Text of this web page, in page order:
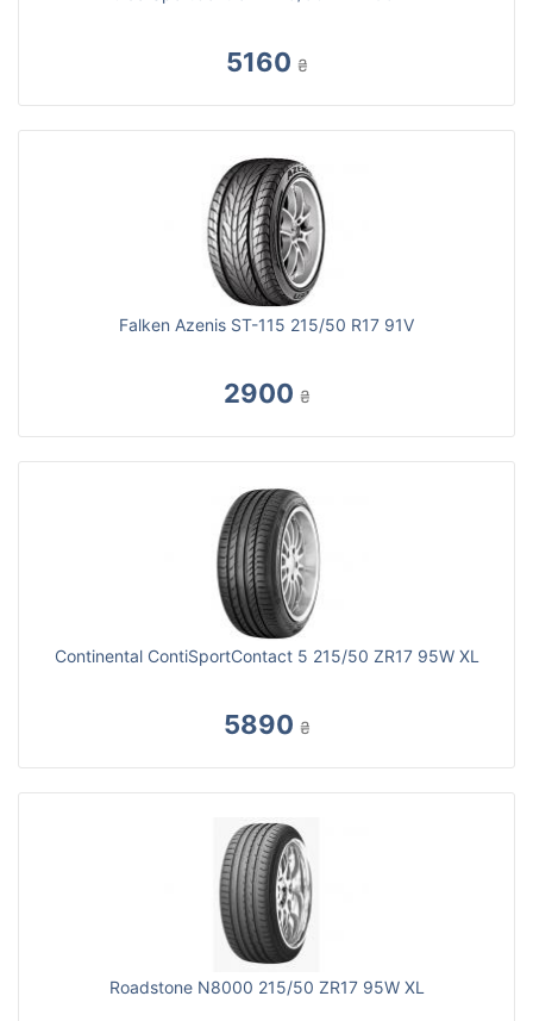
5160 ₴
Falken Azenis ST-115 215/50 R17 91V
2900 ₴
Continental ContiSportContact 5 215/50 ZR17 95W XL
5890 ₴
Roadstone N8000 215/50 ZR17 95W XL